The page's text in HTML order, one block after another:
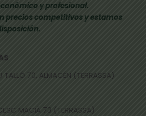
y profesional.
precios competitivos y estamos
TALLÓ 70, ALMACÉN (TERRASSA)
MACIÀ 73 (TERRASSA)